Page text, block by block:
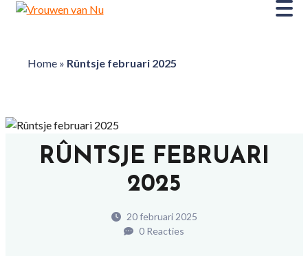
Home» Rûntsje februari 2025
RÛNTSJE FEBRUARI
2025
20 februari 2025
0 Reacties